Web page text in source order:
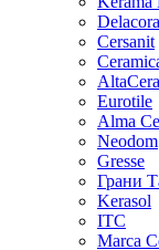
Delacora
Cersanit
AltaCera
Eurotile
Alma
Neodom
Gresse
Грани
Kerasol
ITC
Marca